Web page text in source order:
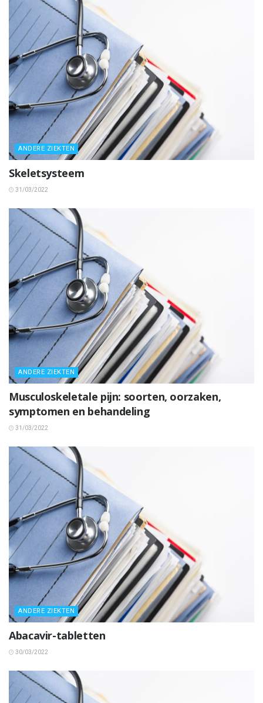
ANDERE ZIEKTEN
Skeletsysteem
31/03/2022
ANDERE ZIEKTEN
Musculoskeletale pijn: soorten, oorzaken,
symptomen en behandeling
31/03/2022
ANDERE ZIEKTEN
Abacavir-tabletten
30/03/2022